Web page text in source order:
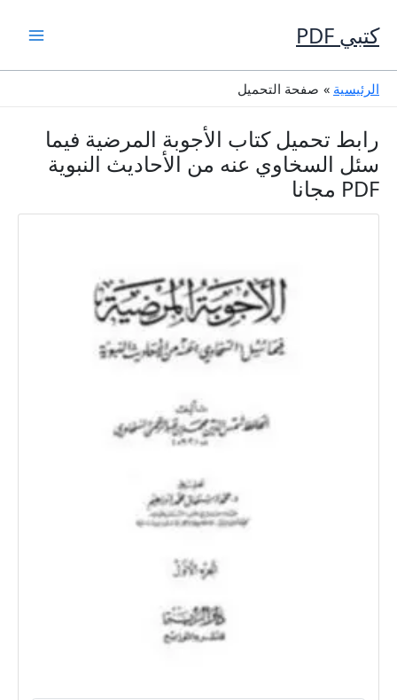
إلى
المحتوى
كتبي PDF
الرئيسية صفحة التحميل
رابط تحميل كتاب الأجوبة المرضية فيما
سئل السخاوي عنه من الأحاديث النبوية
PDF مجانا